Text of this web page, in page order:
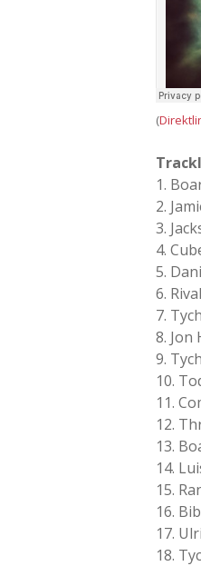
(
1.
2.
3.
4.
5.
6.
7.
8. Jon
9.
10.
11.
12.
13.
14.
15.
16.
17.
18.